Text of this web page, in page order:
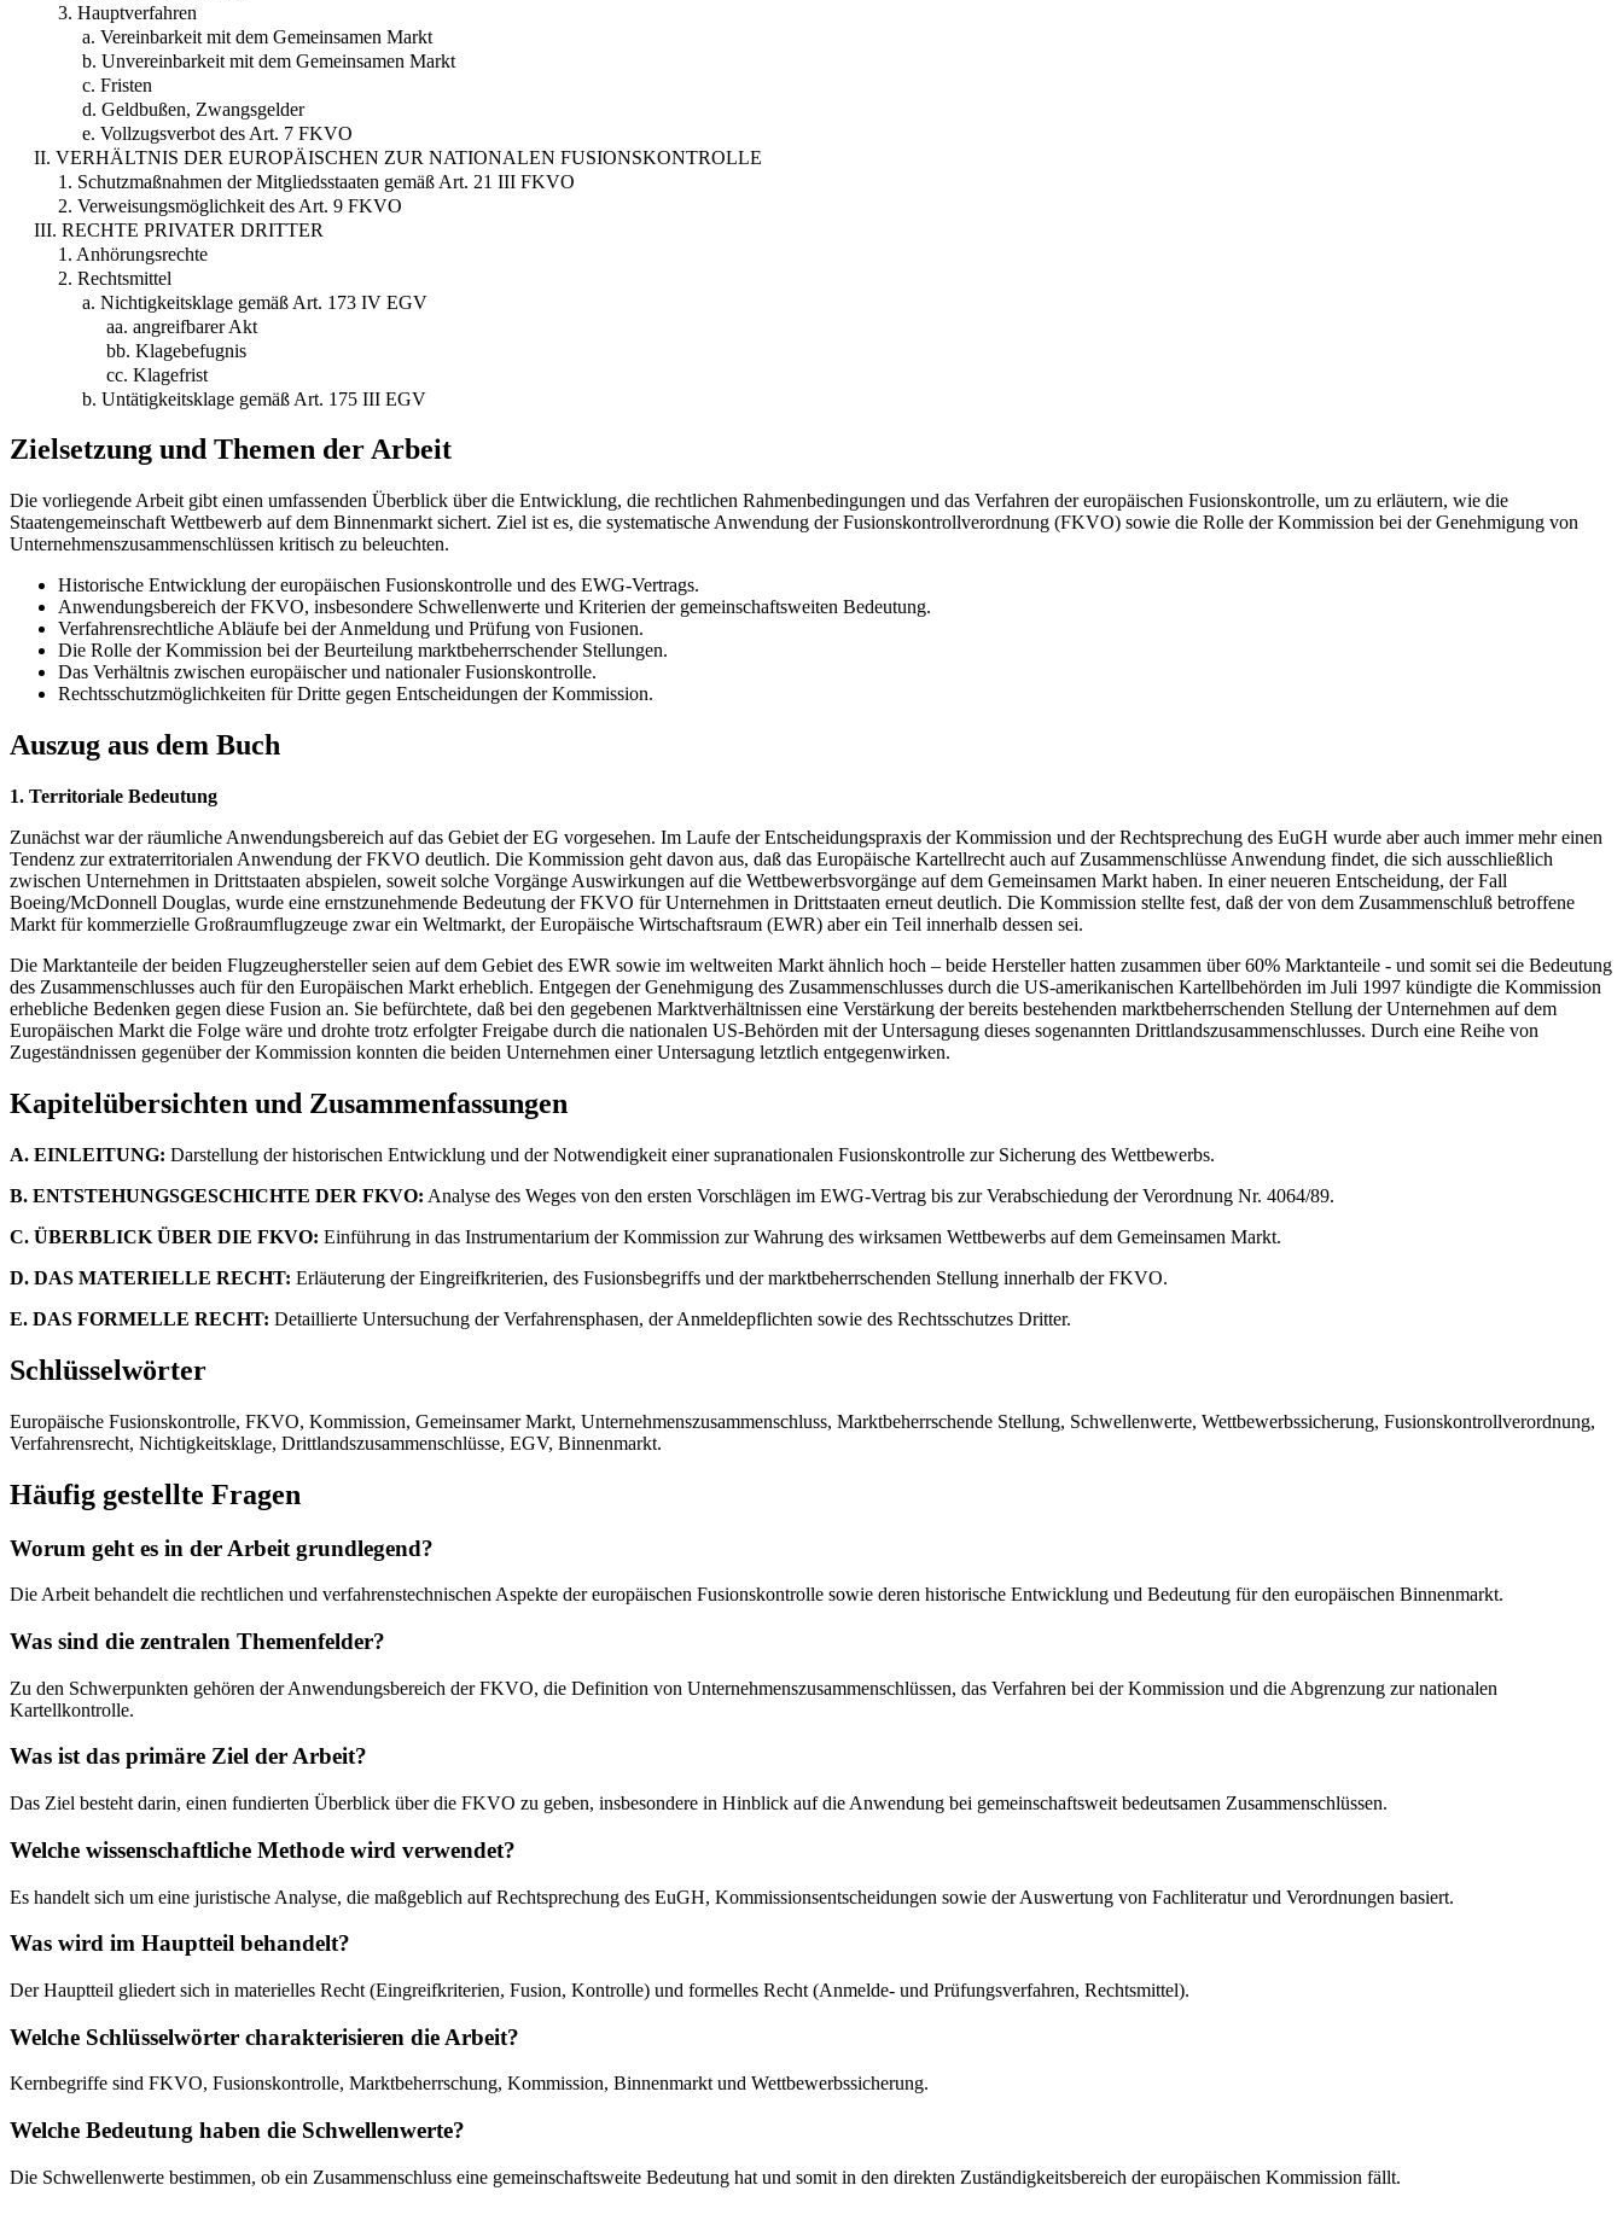
3. Hauptverfahren
a. Vereinbarkeit mit dem Gemeinsamen Markt
b. Unvereinbarkeit mit dem Gemeinsamen Markt
c. Fristen
d. Geldbußen, Zwangsgelder
e. Vollzugsverbot des Art. 7 FKVO
II. VERHÄLTNIS DER EUROPÄISCHEN ZUR NATIONALEN FUSIONSKONTROLLE
1. Schutzmaßnahmen der Mitgliedsstaaten gemäß Art. 21 III FKVO
2. Verweisungsmöglichkeit des Art. 9 FKVO
III. RECHTE PRIVATER DRITTER
1. Anhörungsrechte
2. Rechtsmittel
a. Nichtigkeitsklage gemäß Art. 173 IV EGV
aa. angreifbarer Akt
bb. Klagebefugnis
cc. Klagefrist
b. Untätigkeitsklage gemäß Art. 175 III EGV
Zielsetzung und Themen der Arbeit
Die vorliegende Arbeit gibt einen umfassenden Überblick über die Entwicklung, die rechtlichen Rahmenbedingungen und das Verfahren der europäischen Fusionskontrolle, um zu erläutern, wie die
Staatengemeinschaft Wettbewerb auf dem Binnenmarkt sichert. Ziel ist es, die systematische Anwendung der Fusionskontrollverordnung (FKVO) sowie die Rolle der Kommission bei der Genehmigung von
Unternehmenszusammenschlüssen kritisch zu beleuchten.
Historische Entwicklung der europäischen Fusionskontrolle und des EWG-Vertrags.
Anwendungsbereich der FKVO, insbesondere Schwellenwerte und Kriterien der gemeinschaftsweiten Bedeutung.
Verfahrensrechtliche Abläufe bei der Anmeldung und Prüfung von Fusionen.
Die Rolle der Kommission bei der Beurteilung marktbeherrschender Stellungen.
Das Verhältnis zwischen europäischer und nationaler Fusionskontrolle.
Rechtsschutzmöglichkeiten für Dritte gegen Entscheidungen der Kommission.
Auszug aus dem Buch
1. Territoriale Bedeutung
Zunächst war der räumliche Anwendungsbereich auf das Gebiet der EG vorgesehen. Im Laufe der Entscheidungspraxis der Kommission und der Rechtsprechung des EuGH wurde aber auch immer mehr einen
Tendenz zur extraterritorialen Anwendung der FKVO deutlich. Die Kommission geht davon aus, daß das Europäische Kartellrecht auch auf Zusammenschlüsse Anwendung findet, die sich ausschließlich
zwischen Unternehmen in Drittstaaten abspielen, soweit solche Vorgänge Auswirkungen auf die Wettbewerbsvorgänge auf dem Gemeinsamen Markt haben. In einer neueren Entscheidung, der Fall
Boeing/McDonnell Douglas, wurde eine ernstzunehmende Bedeutung der FKVO für Unternehmen in Drittstaaten erneut deutlich. Die Kommission stellte fest, daß der von dem Zusammenschluß betroffene
Markt für kommerzielle Großraumflugzeuge zwar ein Weltmarkt, der Europäische Wirtschaftsraum (EWR) aber ein Teil innerhalb dessen sei.
Die Marktanteile der beiden Flugzeughersteller seien auf dem Gebiet des EWR sowie im weltweiten Markt ähnlich hoch – beide Hersteller hatten zusammen über 60% Marktanteile - und somit sei die Bedeutung
des Zusammenschlusses auch für den Europäischen Markt erheblich. Entgegen der Genehmigung des Zusammenschlusses durch die US-amerikanischen Kartellbehörden im Juli 1997 kündigte die Kommission
erhebliche Bedenken gegen diese Fusion an. Sie befürchtete, daß bei den gegebenen Marktverhältnissen eine Verstärkung der bereits bestehenden marktbeherrschenden Stellung der Unternehmen auf dem
Europäischen Markt die Folge wäre und drohte trotz erfolgter Freigabe durch die nationalen US-Behörden mit der Untersagung dieses sogenannten Drittlandszusammenschlusses. Durch eine Reihe von
Zugeständnissen gegenüber der Kommission konnten die beiden Unternehmen einer Untersagung letztlich entgegenwirken.
Kapitelübersichten und Zusammenfassungen
A. EINLEITUNG: Darstellung der historischen Entwicklung und der Notwendigkeit einer supranationalen Fusionskontrolle zur Sicherung des Wettbewerbs.
B. ENTSTEHUNGSGESCHICHTE DER FKVO: Analyse des Weges von den ersten Vorschlägen im EWG-Vertrag bis zur Verabschiedung der Verordnung Nr. 4064/89.
C. ÜBERBLICK ÜBER DIE FKVO: Einführung in das Instrumentarium der Kommission zur Wahrung des wirksamen Wettbewerbs auf dem Gemeinsamen Markt.
D. DAS MATERIELLE RECHT: Erläuterung der Eingreifkriterien, des Fusionsbegriffs und der marktbeherrschenden Stellung innerhalb der FKVO.
E. DAS FORMELLE RECHT: Detaillierte Untersuchung der Verfahrensphasen, der Anmeldepflichten sowie des Rechtsschutzes Dritter.
Schlüsselwörter
Europäische Fusionskontrolle, FKVO, Kommission, Gemeinsamer Markt, Unternehmenszusammenschluss, Marktbeherrschende Stellung, Schwellenwerte, Wettbewerbssicherung, Fusionskontrollverordnung,
Verfahrensrecht, Nichtigkeitsklage, Drittlandszusammenschlüsse, EGV, Binnenmarkt.
Häufig gestellte Fragen
Worum geht es in der Arbeit grundlegend?
Die Arbeit behandelt die rechtlichen und verfahrenstechnischen Aspekte der europäischen Fusionskontrolle sowie deren historische Entwicklung und Bedeutung für den europäischen Binnenmarkt.
Was sind die zentralen Themenfelder?
Zu den Schwerpunkten gehören der Anwendungsbereich der FKVO, die Definition von Unternehmenszusammenschlüssen, das Verfahren bei der Kommission und die Abgrenzung zur nationalen
Kartellkontrolle.
Was ist das primäre Ziel der Arbeit?
Das Ziel besteht darin, einen fundierten Überblick über die FKVO zu geben, insbesondere in Hinblick auf die Anwendung bei gemeinschaftsweit bedeutsamen Zusammenschlüssen.
Welche wissenschaftliche Methode wird verwendet?
Es handelt sich um eine juristische Analyse, die maßgeblich auf Rechtsprechung des EuGH, Kommissionsentscheidungen sowie der Auswertung von Fachliteratur und Verordnungen basiert.
Was wird im Hauptteil behandelt?
Der Hauptteil gliedert sich in materielles Recht (Eingreifkriterien, Fusion, Kontrolle) und formelles Recht (Anmelde- und Prüfungsverfahren, Rechtsmittel).
Welche Schlüsselwörter charakterisieren die Arbeit?
Kernbegriffe sind FKVO, Fusionskontrolle, Marktbeherrschung, Kommission, Binnenmarkt und Wettbewerbssicherung.
Welche Bedeutung haben die Schwellenwerte?
Die Schwellenwerte bestimmen, ob ein Zusammenschluss eine gemeinschaftsweite Bedeutung hat und somit in den direkten Zuständigkeitsbereich der europäischen Kommission fällt.